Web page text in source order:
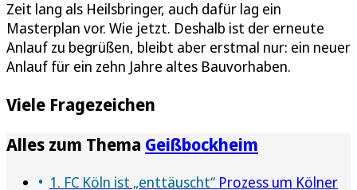
Zeit lang als Heilsbringer, auch dafür lag ein
Masterplan vor. Wie jetzt. Deshalb ist der erneute
Anlauf zu begrüßen, bleibt aber erstmal nur: ein neuer
Anlauf für ein zehn Jahre altes Bauvorhaben.
Viele Fragezeichen
Alles zum Thema Geißbockheim
1. FC Köln ist „enttäuscht“ Prozess um Kölner